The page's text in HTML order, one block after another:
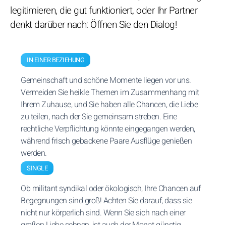
legitimieren, die gut funktioniert, oder Ihr Partner
denkt darüber nach: Öffnen Sie den Dialog!
IN EINER BEZIEHUNG
Gemeinschaft und schöne Momente liegen vor uns.
Vermeiden Sie heikle Themen im Zusammenhang mit
Ihrem Zuhause, und Sie haben alle Chancen, die Liebe
zu teilen, nach der Sie gemeinsam streben. Eine
rechtliche Verpflichtung könnte eingegangen werden,
während frisch gebackene Paare Ausflüge genießen
werden.
SINGLE
Ob militant syndikal oder ökologisch, Ihre Chancen auf
Begegnungen sind groß! Achten Sie darauf, dass sie
nicht nur körperlich sind. Wenn Sie sich nach einer